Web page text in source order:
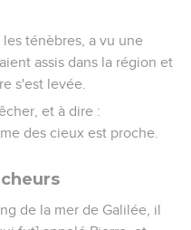
ténèbres, a vu une
assis dans la région et
s'est levée.
et à dire :
des cieux est proche.
de la mer de Galilée, il